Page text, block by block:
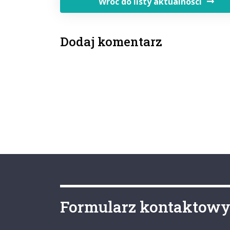
Dodaj komentarz
Formularz kontaktowy